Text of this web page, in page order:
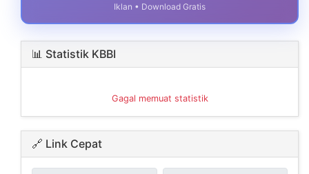
Iklan • Download Gratis
📊 Statistik KBBI
Gagal memuat statistik
🔗 Link Cepat